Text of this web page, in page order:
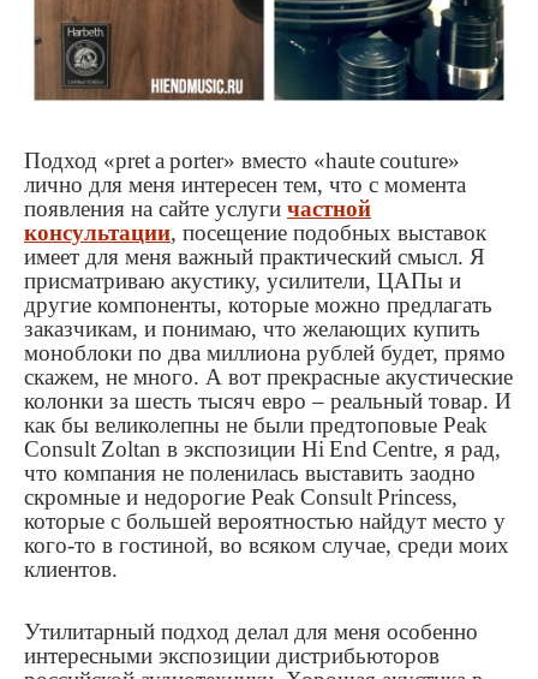
Подход «preta porter» вместо «hautecouture»
лично для меня интересен тем, что с момента
появления на сайте услуги частной
консультации, посещение подобных выставок
имеет для меня важный практический смысл. Я
присматриваю акустику, усилители, ЦАПы и
другие компоненты, которые можно предлагать
заказчикам, и понимаю, что желающих купить
моноблоки по два миллиона рублей будет, прямо
скажем, не много. А вот прекрасные акустические
колонки за шесть тысяч евро – реальный товар. И
как бы великолепны не были предтоповые Peak
Consult Zoltan в экспозиции Hi End Centre, я рад,
что компания не поленилась выставить заодно
скромные и недорогие Peak ConsultPrincess,
которые с большей вероятностью найдут место у
кого-то в гостиной, во всяком случае, среди моих
клиентов.
Утилитарный подход делал для меня особенно
интересными экспозиции дистрибьюторов